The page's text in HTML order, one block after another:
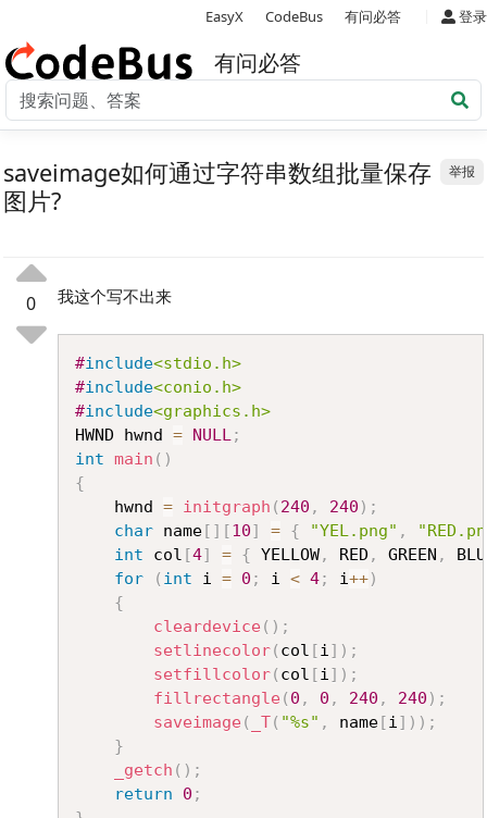
EasyX CodeBus 有问必答 登录
有问必答
举报
saveimage如何通过字符串数组批量保存
图片?
0 我这个写不出来
#include<stdio.h>
#include<conio.h>
#include<graphics.h>
HWND hwnd = NULL;
int main ( )
{
	hwnd
= initgraph ( 240 , 240 ) ;
char name[ ] [10] = { "YEL.png" ,
int col [4] = { YELLOW, RED , GREEN ,
for
( int i = 0 ; i < 4; i++)
{
cleardevice( ) ;
setlinecolor( col [i] ) ;
setfillcolor( col [i] ) ;
fillrectangle( 0 , 0 , 240 , 240 ) ;
saveimage( _T( "%s" , name[i] ) ) ;
}
_getch ( ) ;
return
0 ;